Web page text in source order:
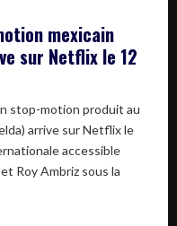
mexicain
sur Netflix le 12
stop-motion produit au
arrive sur Netflix le
accessible
Roy Ambriz sous la